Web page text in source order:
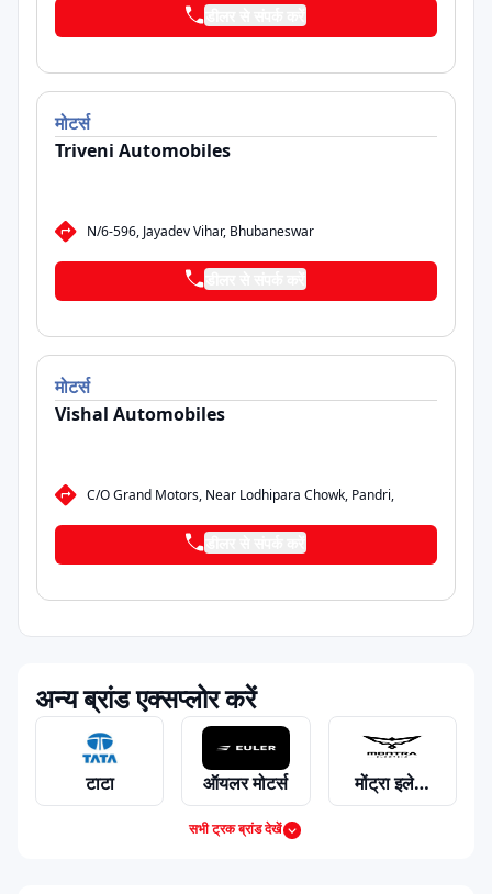
मोटर्स
Triveni Automobiles
N/6-596, Jayadev Vihar, Bhubaneswar
मोटर्स
Vishal Automobiles
C/O Grand Motors, Near Lodhipara Chowk, Pandri,
अन्य ब्रांड एक्सप्लोर करें
टाटा ऑयलर मोटर्स मोंट्रा इलेक्ट्रिक
सभी ट्रक ब्रांड देखें